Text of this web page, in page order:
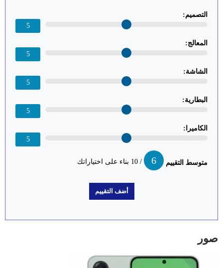
التصميم:
5
المعالج:
5
الشاشة:
5
البطارية:
5
الكاميرا:
5
متوسط التقييم 6 / 10 بناء على اختياراتك
صور